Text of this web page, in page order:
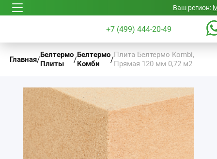
Ваш регион:
+7 (499) 444-20-49
Главная/
Белтермо
Плиты
/
Белтермо
Комби
/
Плита Белтермо Kombi,
Прямая 120 мм 0,72 м2